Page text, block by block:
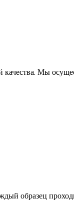
Мы
образец